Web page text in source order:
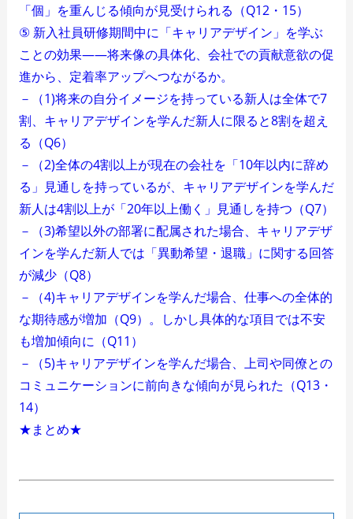
「個」を重んじる傾向が見受けられる（Q12・15）
⑤ 新入社員研修期間中に「キャリアデザイン」を学ぶ
ことの効果――将来像の具体化、会社での貢献意欲の促
進から、定着率アップへつながるか。
－（1)将来の自分イメージを持っている新人は全体で7
割、キャリアデザインを学んだ新人に限ると8割を超え
る（Q6）
－（2)全体の4割以上が現在の会社を「10年以内に辞め
る」見通しを持っているが、キャリアデザインを学んだ
新人は4割以上が「20年以上働く」見通しを持つ（Q7）
－（3)希望以外の部署に配属された場合、キャリアデザ
インを学んだ新人では「異動希望・退職」に関する回答
が減少（Q8）
－（4)キャリアデザインを学んだ場合、仕事への全体的
な期待感が増加（Q9）。しかし具体的な項目では不安
も増加傾向に（Q11）
－（5)キャリアデザインを学んだ場合、上司や同僚との
コミュニケーションに前向きな傾向が見られた（Q13・
14）
★まとめ★